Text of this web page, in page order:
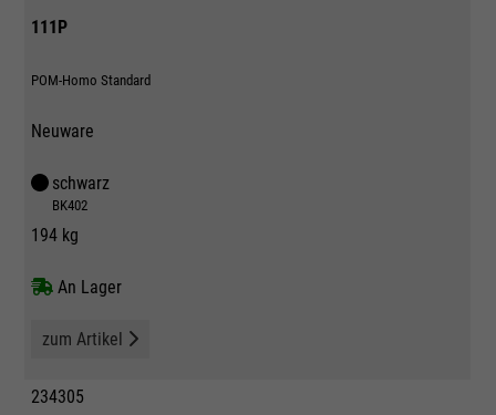
111P
POM-Homo Standard
Neuware
schwarz
BK402
194 kg
An Lager
zum Artikel
234305